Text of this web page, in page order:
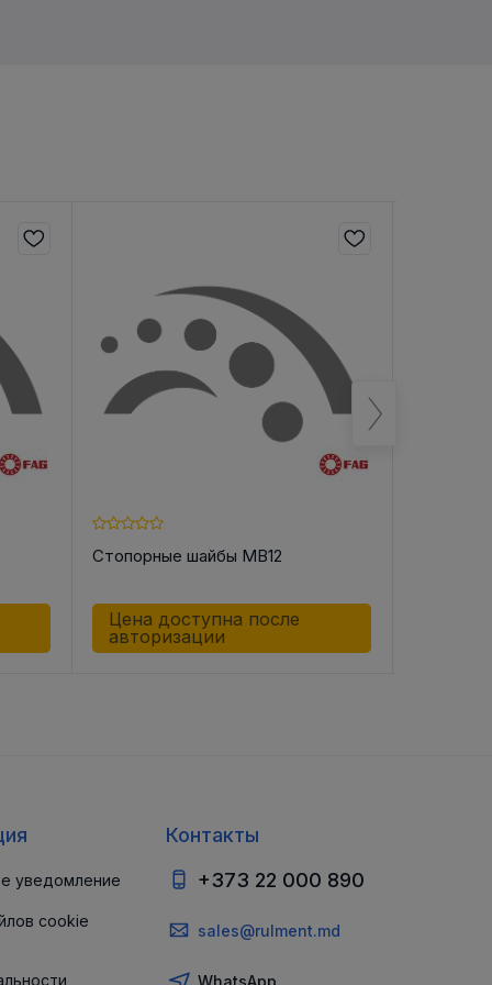
Стопорные шайбы MB12
Цена доступна после
авторизации
уведомление
cookie
Контакты
+373 22 000 890
sales@rulment.md
WhatsApp